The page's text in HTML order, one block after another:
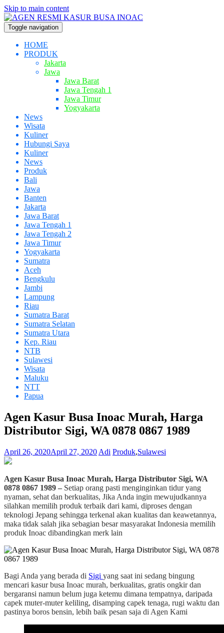
Skip to main content
Toggle navigation
HOME
PRODUK
Jakarta
Jawa
Jawa Barat
Jawa Tengah 1
Jawa Timur
Yogyakarta
News
Wisata
Kuliner
Hubungi Saya
Kuliner
News
Produk
Bali
Jawa
Banten
Jakarta
Jawa Barat
Jawa Tengah 1
Jawa Tengah 2
Jawa Timur
Yogyakarta
Sumatra
Aceh
Bengkulu
Jambi
Lampung
Riau
Sumatra Barat
Sumatra Selatan
Sumatra Utara
Kep. Riau
NTB
Sulawesi
Wisata
Maluku
NTT
Papua
Agen Kasur Busa Inoac Murah, Harga
Distributor Sigi, WA 0878 0867 1989
April 26, 2020April 27, 2020 Adi Produk,Sulawesi
Agen Kasur Busa Inoac Murah, Harga Distributor Sigi, WA
0878 0867 1989 – Setiap orang pasti menginginkan tidur yang
nyaman, sehat dan berkualitas, Jika Anda ingin mewujudkannya
silahkan memilih produk terbaik dari kami, diproses dengan
teknologi Jepang sehingga terkenal akan kualitas dan keawetannya,
maka tidak salah jika sebagian besar masyarakat Indonesia memilih
produk Inoac dibandingkan merk lain
Bagi Anda yang berada di Sigi yang saat ini sedang bingung
mencari kasur busa Inoac murah, berkualitas, gratis ongkir dan
bergaransi namun belum juga ketemu dimana tempatnya, daripada
capek muter-muter keliling, disamping capek tenaga, rugi waktu dan
pastinya boros bensin, lebih baik pesan saja di Agen Kami